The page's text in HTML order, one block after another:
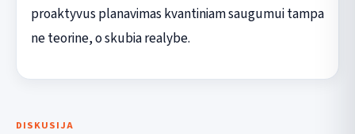
proaktyvus planavimas kvantiniam saugumui tampa
ne teorine, o skubia realybe.
DISKUSIJA